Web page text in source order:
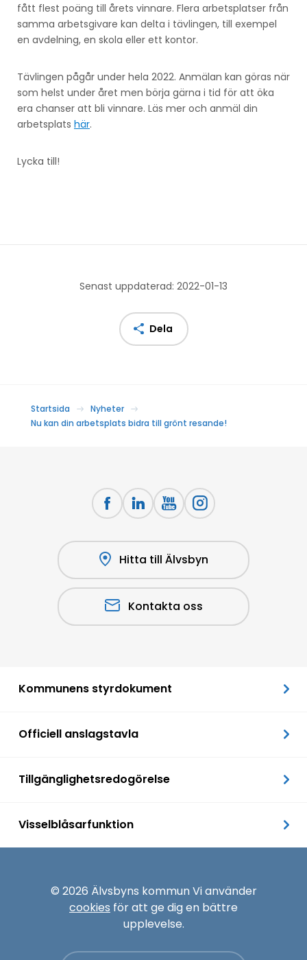
fått flest poäng till årets vinnare. Flera arbetsplatser från
samma arbetsgivare kan delta i tävlingen, till exempel
en avdelning, en skola eller ett kontor.
Tävlingen pågår under hela 2022. Anmälan kan göras när
som helst under året men börja gärna i tid för att öka
era chanser att bli vinnare. Läs mer och anmäl din
arbetsplats här.
Lycka till!
Senast uppdaterad: 2022-01-13
Dela
Startsida
Nyheter
Nu kan din arbetsplats bidra till grönt resande!
Hitta till Älvsbyn
Kontakta oss
Kommunens styrdokument
Officiell anslagstavla
Tillgänglighetsredogörelse
Visselblåsarfunktion
© 2026 Älvsbyns kommun Vi använder
cookies för att ge dig en bättre
upplevelse.